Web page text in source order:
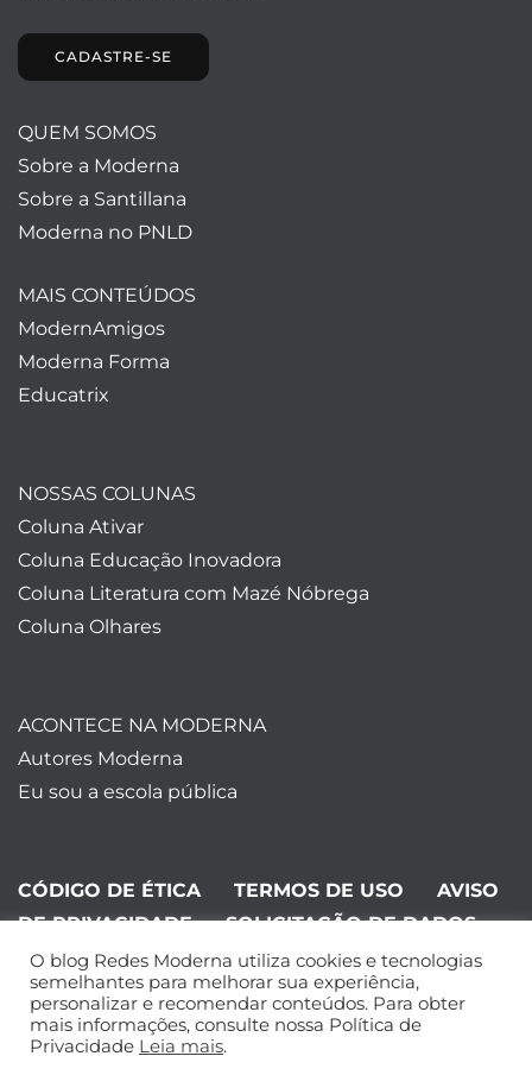
CADASTRE-SE
QUEM SOMOS
Sobre a Moderna
Sobre a Santillana
Moderna no PNLD
MAIS CONTEÚDOS
ModernAmigos
Moderna Forma
Educatrix
NOSSAS COLUNAS
Coluna Ativar
Coluna Educação Inovadora
Coluna Literatura com Mazé Nóbrega
Coluna Olhares
ACONTECE NA MODERNA
Autores Moderna
Eu sou a escola pública
CÓDIGO DE ÉTICA TERMOS DE USO
AVISO
DE PRIVACIDADE
SOLICITAÇÃO DE DADOS
©Editora Moderna 2024. Todos os
direitos reservados.
O blog Redes Moderna utiliza cookies e tecnologias
semelhantes para melhorar sua experiência,
personalizar e recomendar conteúdos. Para obter
mais informações, consulte nossa Política de
Privacidade Leia mais.